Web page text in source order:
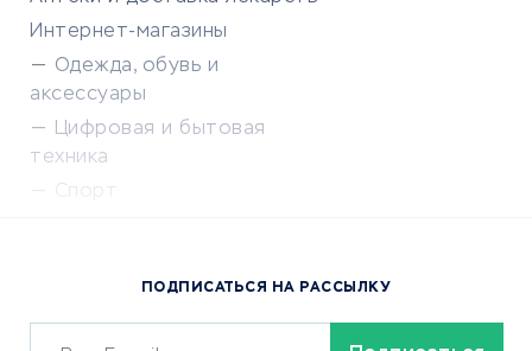
Интернет-магазины
Одежда, обувь и
аксессуары
Цифровая и бытовая
техника
Спорт
Сервисы доставкиПОДПИСАТЬСЯ НА РАССЫЛКУ